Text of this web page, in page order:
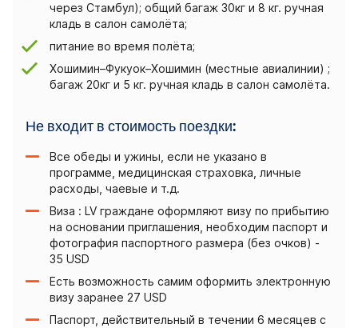
через Стамбул); общий багаж 30кг и 8 кг. ручная
кладь в салон самолёта;
питание во время полёта;
Хошимин–Фукуок–Хошимин (местные авиалинии) ;
багаж 20кг и 5 кг. ручная кладь в салон самолёта.
Не входит в стоимость поездки:
Все обеды и ужины, если не указано в
программе, медицинская страховка, личные
расходы, чаевые и т.д.
Виза : LV граждане оформляют визу по прибытию
на основании приглашения, необходим паспорт и
фотография паспортного размера (без очков) -
35 USD
Есть возможность самим оформить электронную
визу заранее 27 USD
Паспорт, действительный в течении 6 месяцев с